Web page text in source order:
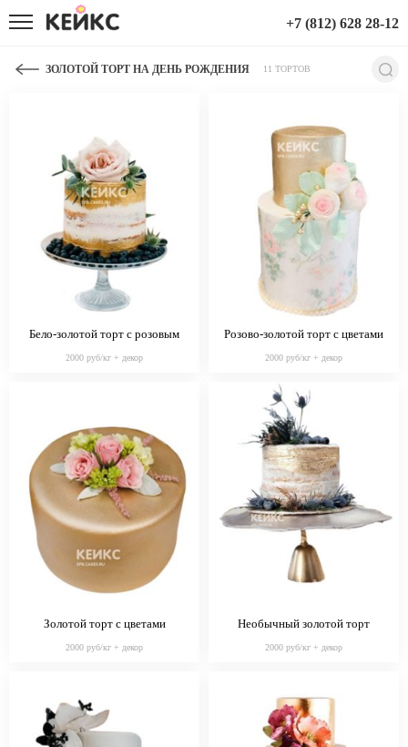
+7 (812) 628 28-12
ЗОЛОТОЙ ТОРТ НА ДЕНЬ РОЖДЕНИЯ 11 ТОРТОВ
Бело-золотой торт с розовым
2000 руб/кг + декор
Розово-золотой торт с цветами
2000 руб/кг + декор
Золотой торт с цветами
2000 руб/кг + декор
Необычный золотой торт
2000 руб/кг + декор